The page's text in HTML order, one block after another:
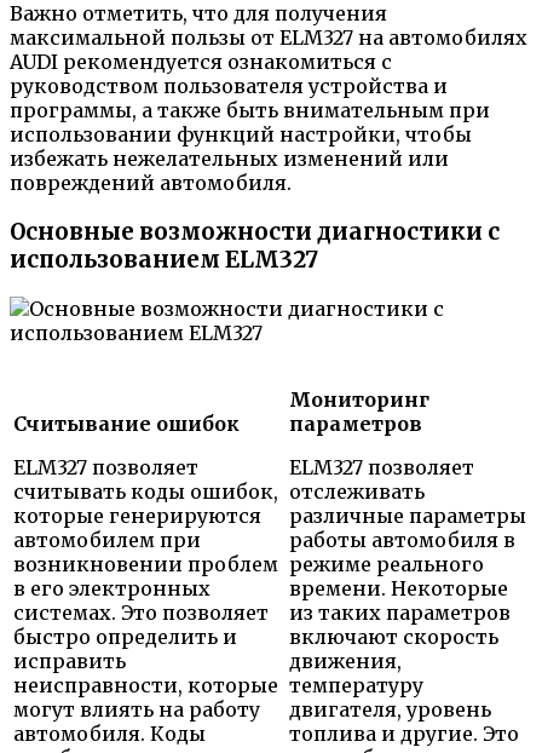
Важно отметить, что для получения
максимальной пользы от ELM327 на автомобилях
AUDI рекомендуется ознакомиться с
руководством пользователя устройства и
программы, а также быть внимательным при
использовании функций настройки, чтобы
избежать нежелательных изменений или
повреждений автомобиля.
Основные возможности диагностики с
использованием ELM327
Считывание ошибок
ELM327 позволяет
считывать коды ошибок,
которые генерируются
автомобилем при
возникновении проблем
в его электронных
системах. Это позволяет
быстро определить и
исправить
неисправности, которые
могут влиять на работу
автомобиля. Коды
Мониторинг
параметров
ELM327 позволяет
отслеживать
различные параметры
работы автомобиля в
режиме реального
времени. Некоторые
из таких параметров
включают скорость
движения,
температуру
двигателя, уровень
топлива и другие. Это